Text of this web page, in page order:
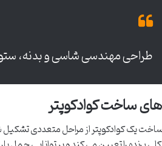
طراحی مهندسی شاسی و بدنه،
ساخت کوادکوپتر
ساخت یک کوادکوپتر از مراحل متعددی